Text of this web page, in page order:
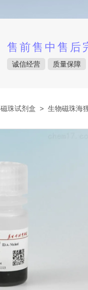
售前售中售后
诚信经营 质量保障
磁珠试剂盒 > 生物磁珠海